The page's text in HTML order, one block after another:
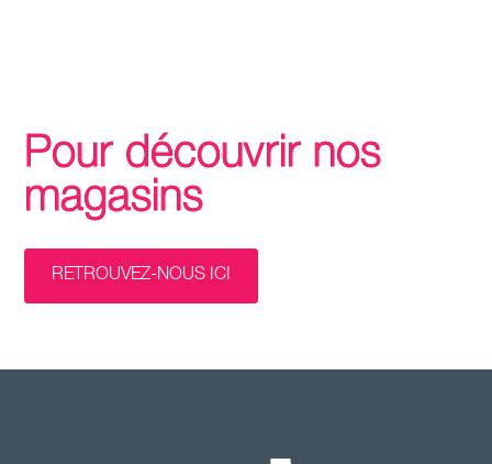
Pour découvrir nos
magasins
RETROUVEZ-NOUS ICI